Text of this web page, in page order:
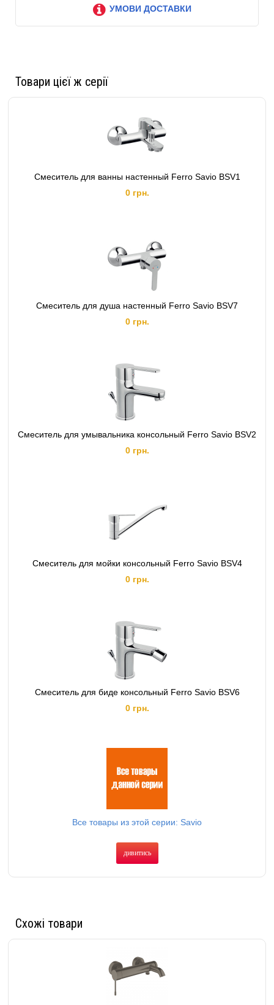
УМОВИ ДОСТАВКИ
Товари цієї ж серії
Смеситель для ванны настенный Ferro Savio BSV1
0 грн.
Смеситель для душа настенный Ferro Savio BSV7
0 грн.
Смеситель для умывальника консольный Ferro Savio BSV2
0 грн.
Смеситель для мойки консольный Ferro Savio BSV4
0 грн.
Смеситель для биде консольный Ferro Savio BSV6
0 грн.
Все товары из этой серии: Savio
дивитись
Схожі товари